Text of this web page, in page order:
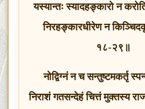
यस्यान्तः स्यादहङ्कारो न
निरहङ्कारधीरेण न
१८-२९॥
नोद्विग्नं न च सन्तुष्टमकर्तृ
निराशं गतसन्देहं चित्तं मुक्तस्य